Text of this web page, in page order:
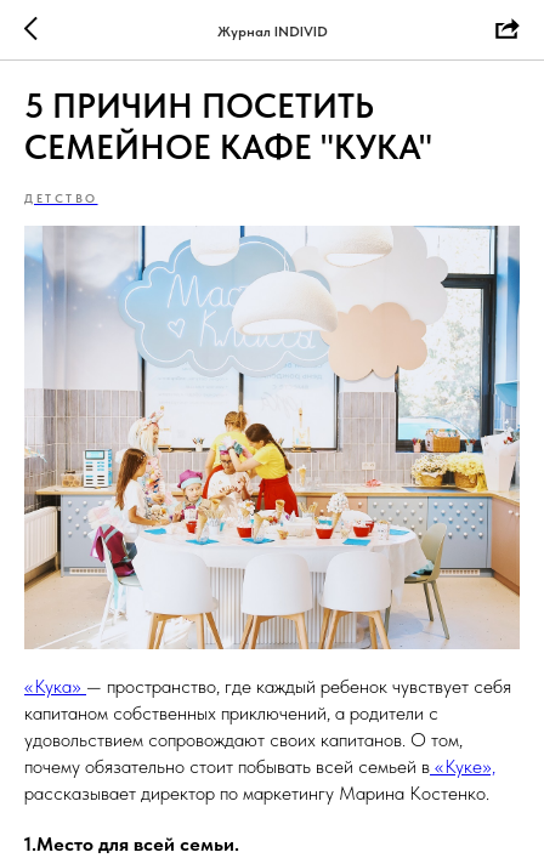
Журнал INDIVID
5 ПРИЧИН ПОСЕТИТЬ
СЕМЕЙНОЕ КАФЕ "КУКА"
ДЕТСТВО
«Кука» — пространство, где каждый ребенок чувствует себя
капитаном собственных приключений, а родители с
удовольствием сопровождают своих капитанов. О том,
почему обязательно стоит побывать всей семьей в «Куке»,
рассказывает директор по маркетингу Марина Костенко.
1.Место для всей семьи.